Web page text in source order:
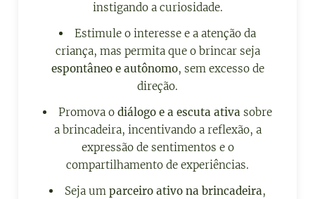
instigando a curiosidade.
Estimule o interesse e a atenção da
criança, mas permita que o brincar seja
espontâneo e autônomo, sem excesso de
direção.
Promova o diálogo e a escuta ativa sobre
a brincadeira, incentivando a reflexão, a
expressão de sentimentos e o
compartilhamento de experiências.
Seja um parceiro ativo na brincadeira,